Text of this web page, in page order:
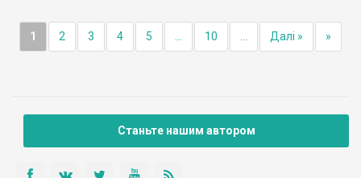
1 2 3 4 5 10 Далі » »
Станьте нашим автором